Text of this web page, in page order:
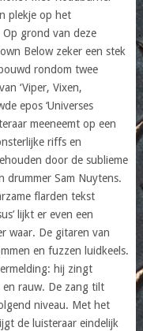
plekje op het
grond van deze
Below zeker een stek
rondom twee
‘Viper, Vixen,
epos ‘Universes
meeneemt op een
riffs en
door de sublieme
drummer Sam Nuytens.
flarden tekst
lijkt er even een
waar. De gitaren van
en fuzzen luidkeels.
hij zingt
rauw. De zang tilt
niveau. Met het
de luisteraar eindelijk